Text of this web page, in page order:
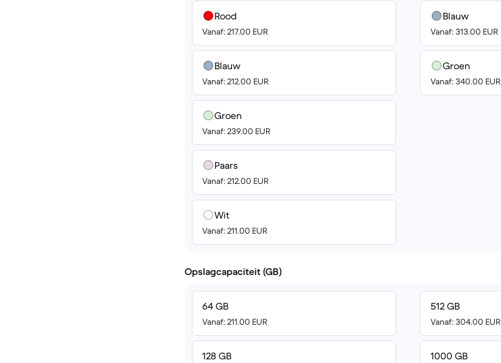
Rood
Vanaf: 217.00 EUR
Blauw
Vanaf: 212.00 EUR
Groen
Vanaf: 239.00 EUR
Paars
Vanaf: 212.00 EUR
Wit
Vanaf: 211.00 EUR
Blauw
Vanaf: 313.00 EUR
Groen
Vanaf: 340.00 EUR
Opslagcapaciteit (GB)
64 GB
Vanaf: 211.00 EUR
128 GB
512 GB
Vanaf: 304.00 EUR
1000 GB